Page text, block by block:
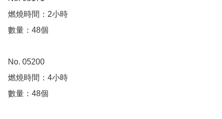
燃燒時間：2小時
數量：48個
No. 05200
燃燒時間：4小時
數量：48個